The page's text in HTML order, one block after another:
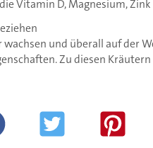
Vitamin D, Magnesium,
und überall auf der
Zu diesen Kräutern